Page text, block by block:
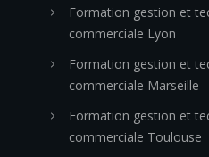
Formation gestion et
commerciale Lyon
Formation gestion et
commerciale Marseille
Formation gestion et
commerciale Toulouse